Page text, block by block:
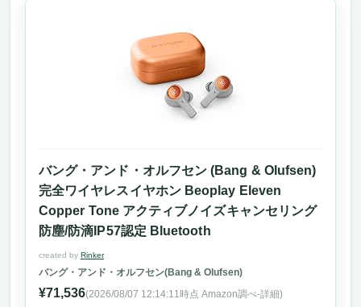
バング・アンド・オルフセン (Bang & Olufsen)
完全ワイヤレスイヤホン Beoplay Eleven
Copper Tone アクティブノイズキャンセリング
防塵/防滴IP57認定 Bluetooth
created by Rinker
バング・アンド・オルフセン(Bang & Olufsen)
¥71,536(2026/08/07 12:14:11時点 Amazon調べ-詳細)